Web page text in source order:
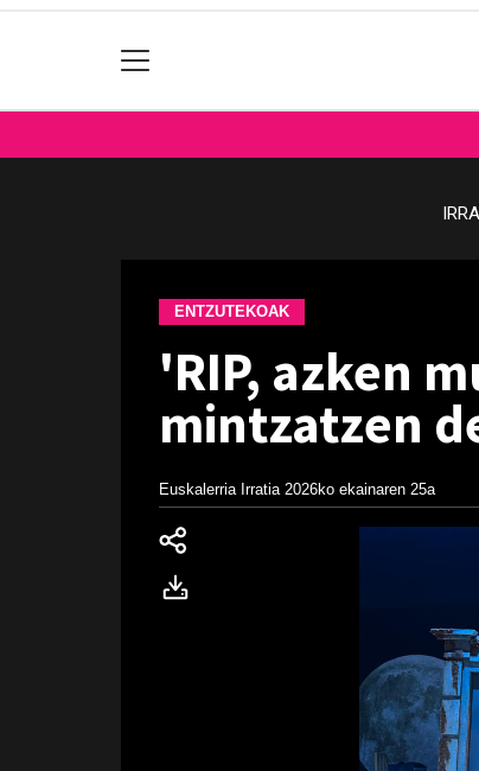
ENTZUTEKOAK
'RIP, azken
mintzatzen
Euskalerria Irratia 2026ko ekainaren 25a